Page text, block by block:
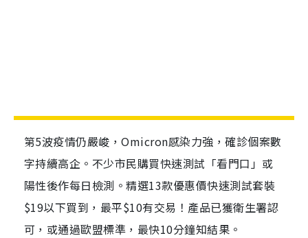
第5波疫情仍嚴峻，Omicron感染力強，確診個案數
字持續高企。不少市民購買快速測試「看門口」或
陽性後作每日檢測。精選13款優惠價快速測試套裝
$19以下買到，最平$10有交易！產品已獲衛生署認
可，或通過歐盟標準，最快10分鐘知結果。